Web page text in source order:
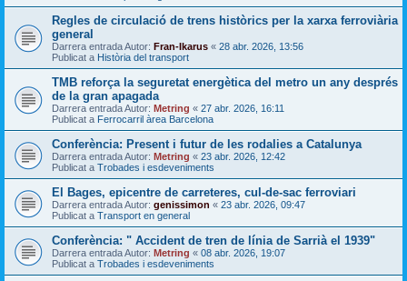
Regles de circulació de trens històrics per la xarxa ferroviària
general
Darrera entrada Autor: Fran-Ikarus « 28 abr. 2026, 13:56
Publicat a Història del transport
TMB reforça la seguretat energètica del metro un any després
de la gran apagada
Darrera entrada Autor: Metring « 27 abr. 2026, 16:11
Publicat a Ferrocarril àrea Barcelona
Conferència: Present i futur de les rodalies a Catalunya
Darrera entrada Autor: Metring « 23 abr. 2026, 12:42
Publicat a Trobades i esdeveniments
El Bages, epicentre de carreteres, cul-de-sac ferroviari
Darrera entrada Autor: genissimon « 23 abr. 2026, 09:47
Publicat a Transport en general
Conferència: " Accident de tren de línia de Sarrià el 1939"
Darrera entrada Autor: Metring « 08 abr. 2026, 19:07
Publicat a Trobades i esdeveniments